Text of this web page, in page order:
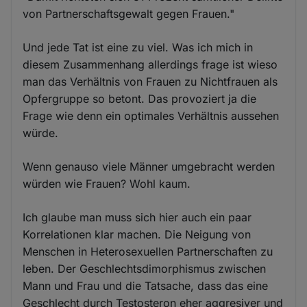
von Partnerschaftsgewalt gegen Frauen."
Und jede Tat ist eine zu viel. Was ich mich in
diesem Zusammenhang allerdings frage ist wieso
man das Verhältnis von Frauen zu Nichtfrauen als
Opfergruppe so betont. Das provoziert ja die
Frage wie denn ein optimales Verhältnis aussehen
würde.
Wenn genauso viele Männer umgebracht werden
würden wie Frauen? Wohl kaum.
Ich glaube man muss sich hier auch ein paar
Korrelationen klar machen. Die Neigung von
Menschen in Heterosexuellen Partnerschaften zu
leben. Der Geschlechtsdimorphismus zwischen
Mann und Frau und die Tatsache, dass das eine
Geschlecht durch Testosteron eher aggresiver und